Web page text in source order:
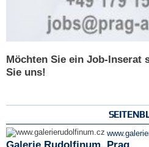
Möchten Sie ein Job-Inserat
Sie uns!